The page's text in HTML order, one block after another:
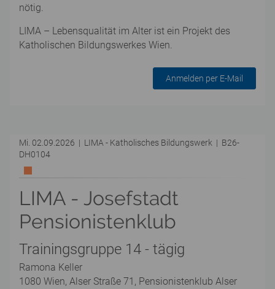
nötig.
LIMA – Lebensqualität im Alter ist ein Projekt des
Katholischen Bildungswerkes Wien.
Anmelden per E-Mail
Mi. 02.09.2026 | LIMA - Katholisches Bildungswerk | B26-
DH0104
LIMA - Josefstadt
Pensionistenklub
Trainingsgruppe 14 - tägig
Ramona Keller
1080 Wien, Alser Straße 71, Pensionistenklub Alser